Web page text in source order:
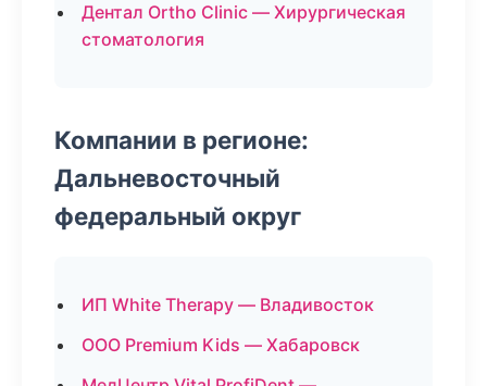
Дентал Ortho Clinic — Хирургическая
стоматология
Компании в регионе:
Дальневосточный
федеральный округ
ИП White Therapy — Владивосток
ООО Premium Kids — Хабаровск